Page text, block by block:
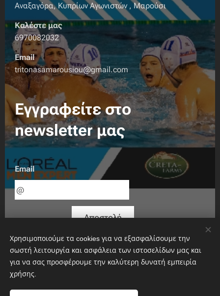
Αναξαγόρα, Κυπρίων Αγωνιστών , Μαρούσι
Καλέστε μας
6970082032
Email
tritonasamarousiou@gmail.com
Εγγραφείτε στο
newsletter μας
Email
Αποστολή
Χρησιμοποιούμε τα cookies για να εξασφαλίσουμε την
σωστή λειτουργία και ασφάλεια των ιστοσελίδων μας και
για να σας προσφέρουμε την καλύτερη δυνατή εμπειρία
χρήσης.